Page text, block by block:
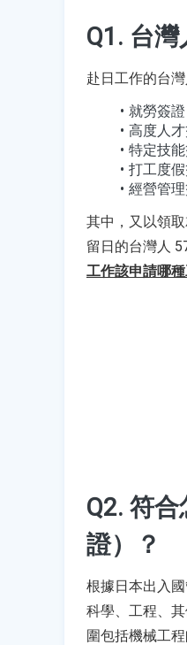
Q1. 台
赴 日工作的台
就勞簽證
高度人
特定技
打工度
經營管
其中，又以領
留日的台灣人
工作該申請哪
Q2. 符
證）？
根據日本出入
科學、工程、
圍包括機械工